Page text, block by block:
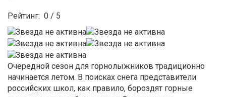
Рейтинг: 0 / 5
Очередной сезон для горнолыжников традиционно
начинается летом. В поисках снега представители
российских школ, как правило, бороздят горные